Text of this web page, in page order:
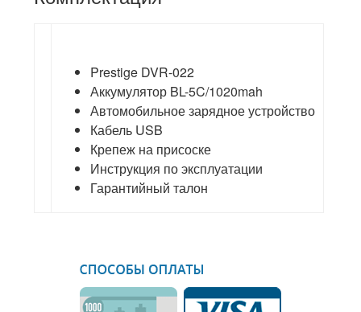
Prestige DVR-022
Аккумулятор BL-5C/1020mah
Автомобильное зарядное устройство
Кабель USB
Крепеж на присоске
Инструкция по эксплуатации
Гарантийный талон